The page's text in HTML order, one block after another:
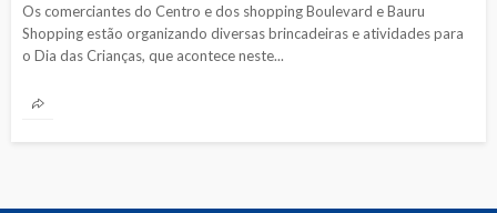
Os comerciantes do Centro e dos shopping Boulevard e Bauru
Shopping estão organizando diversas brincadeiras e atividades para
o Dia das Crianças, que acontece neste...